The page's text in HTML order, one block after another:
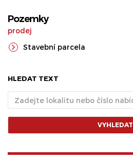
Pozemky
prodej
Stavební parcela
HLEDAT TEXT
VYHLEDAT